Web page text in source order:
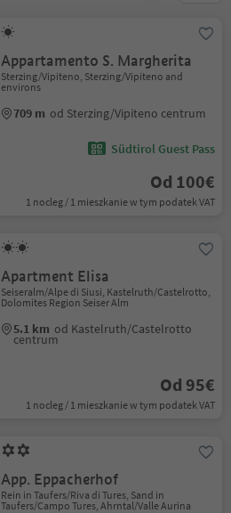
Appartamento S. Margherita
Sterzing/Vipiteno, Sterzing/Vipiteno and
environs
709 m od Sterzing/Vipiteno centrum
Südtirol Guest Pass
Od 100€
1 nocleg / 1 mieszkanie w tym podatek VAT
Apartment Elisa
Seiseralm/Alpe di Siusi, Kastelruth/Castelrotto,
Dolomites Region Seiser Alm
5.1 km od Kastelruth/Castelrotto
centrum
Od 95€
1 nocleg / 1 mieszkanie w tym podatek VAT
App. Eppacherhof
Rein in Taufers/Riva di Tures, Sand in
Taufers/Campo Tures, Ahrntal/Valle Aurina